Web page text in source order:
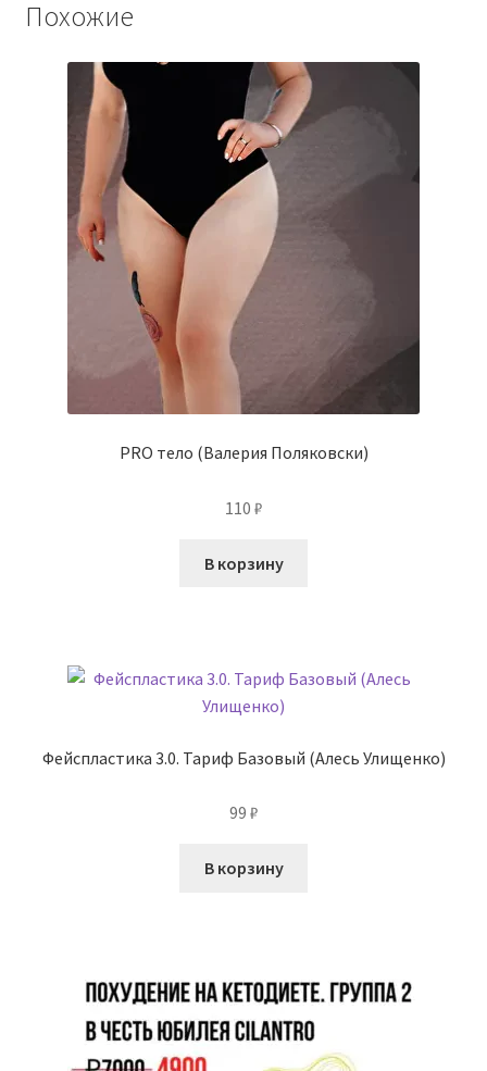
Похожие
PRO тело (Валерия Поляковски)
110 ₽
В корзину
Фейспластика 3.0. Тариф Базовый (Алесь Улищенко)
99 ₽
В корзину